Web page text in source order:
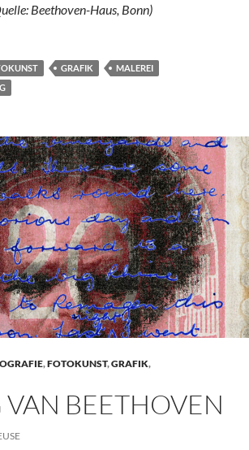
Beethoven-Haus, Bonn)
GRAFIK
MALEREI
,FOTOKUNST,GRAFIK,
BEETHOVEN